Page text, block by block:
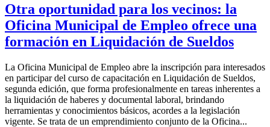
Otra oportunidad para los vecinos: la
Oficina Municipal de Empleo ofrece una
formación en Liquidación de Sueldos
La Oficina Municipal de Empleo abre la inscripción para interesados
en participar del curso de capacitación en Liquidación de Sueldos,
segunda edición, que forma profesionalmente en tareas inherentes a
la liquidación de haberes y documental laboral, brindando
herramientas y conocimientos básicos, acordes a la legislación
vigente. Se trata de un emprendimiento conjunto de la Oficina...